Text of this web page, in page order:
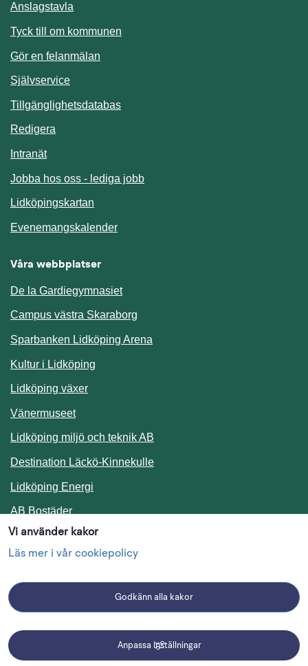
Vi använder kakor
Läs mer i vår cookiepolicy
Godkänn alla kakor
Anpassa inställningar
Anslagstavla
Tyck till om kommunen
Gör en felanmälan
SjälvserviceLänk till annan webbplats.
TillgänglighetsdatabasLänk till annan webbplats.
Redigera
IntranätLänk till annan webbplats.
Jobba hos oss - lediga jobb
Lidköpingskartan
EvenemangskalenderLänk till annan webbplats.
Våra webbplatser
De la Gardiegymnasiet
Campus västra Skaraborg
Sparbanken Lidköping Arena
Kultur i Lidköping
Lidköping växer
Vänermuseet
Lidköping miljö och teknik AB
Destination Läckö-KinnekulleLänk till annan webbplats.
Lidköping Energi
AB BostäderLänk till annan webbplats.
Följ oss i sociala medier
Linkedin